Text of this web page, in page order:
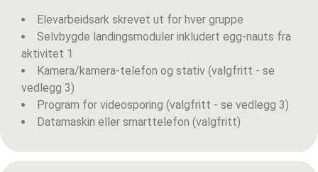
Elevarbeidsark skrevet ut for hver gruppe
Selvbygde landingsmoduler inkludert egg-nauts fra
aktivitet 1
Kamera/kamera-telefon og stativ (valgfritt - se
vedlegg 3)
Program for videosporing (valgfritt - se vedlegg 3)
Datamaskin eller smarttelefon (valgfritt)